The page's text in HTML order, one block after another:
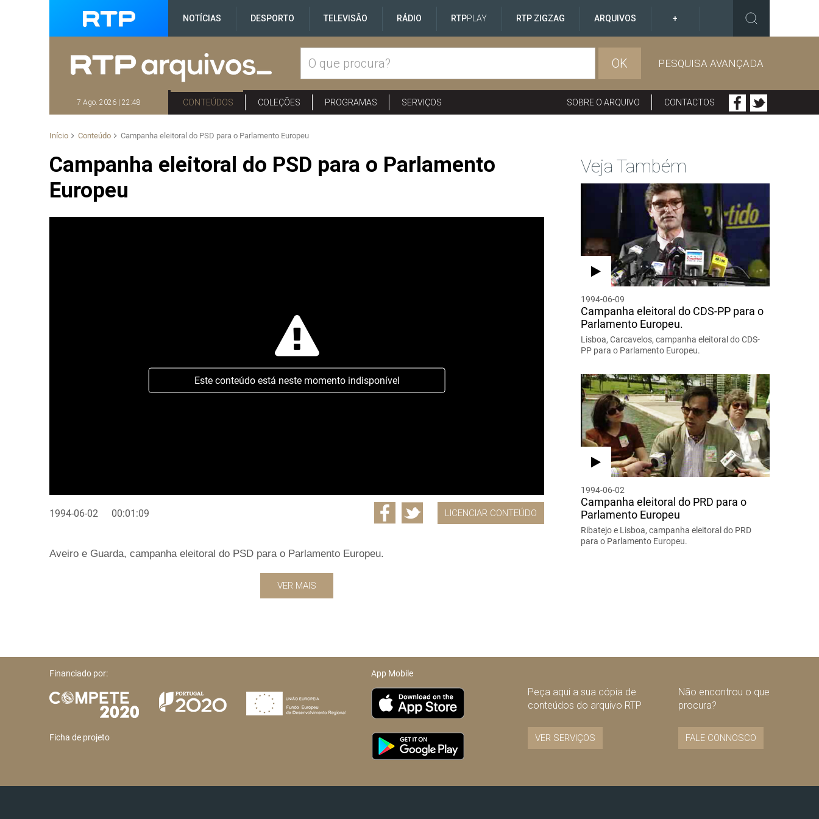
NOTÍCIAS DESPORTO TELEVISÃO RÁDIO RTPPLAY RTP ZIGZAG ARQUIVOS +
OK PESQUISA AVANÇADA
7 Ago. 2026 | 22:48 CONTEÚDOS COLEÇÕES PROGRAMAS SERVIÇOS SOBRE O ARQUIVO CONTACTOS
Início Conteúdo Campanha eleitoral do PSD para o Parlamento Europeu
Campanha eleitoral do PSD para o Parlamento
Europeu
Este conteúdo está neste momento indisponível
1994-06-02 00:01:09 LICENCIAR CONTEÚDO
Aveiro e Guarda, campanha eleitoral do PSD para o Parlamento Europeu.
VER MAIS
Veja Também
1994-06-09
Campanha eleitoral do CDS-PP para o
Parlamento Europeu.
Lisboa, Carcavelos, campanha eleitoral do CDS-
PP para o Parlamento Europeu.
1994-06-02
Campanha eleitoral do PRD para o
Parlamento Europeu
Ribatejo e Lisboa, campanha eleitoral do PRD
para o Parlamento Europeu.
Financiado por:
Ficha de projeto
App Mobile
Peça aqui a sua cópia de
conteúdos do arquivo RTP
VER SERVIÇOS
Não encontrou o que
procura?
FALE CONNOSCO